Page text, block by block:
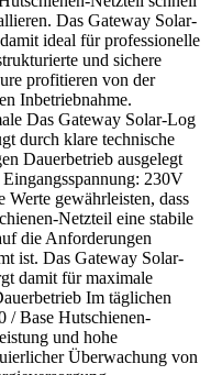
Das Gateway Solar-
ideal für professionelle
und sichere
profitieren von der
Inbetriebnahme.
Das Gateway Solar-Log
durch klare technische
Dauerbetrieb ausgelegt
230V
gewährleisten, dass
Netzteil eine stabile
die Anforderungen
ist. Das Gateway Solar-
damit für maximale
Im täglichen
/ Base Hutschienen-
und hohe
Überwachung von